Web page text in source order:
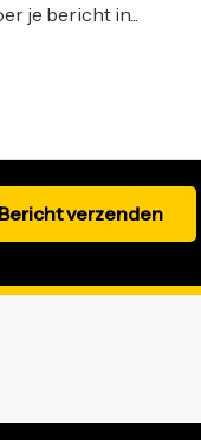
verzenden